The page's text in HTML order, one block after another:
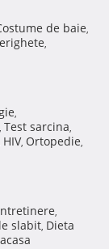
de baie,
,
,
, Test sarcina,
HIV, Ortopedie,
,
slabit, Dieta